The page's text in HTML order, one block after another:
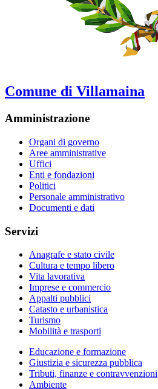
Comune di Villamaina
Amministrazione
Organi di governo
Aree amministrative
Uffici
Enti e fondazioni
Politici
Personale amministrativo
Documenti e dati
Servizi
Anagrafe e stato civile
Cultura e tempo libero
Vita lavorativa
Imprese e commercio
Appalti pubblici
Catasto e urbanistica
Turismo
Mobilità e trasporti
Educazione e formazione
Giustizia e sicurezza pubblica
Tributi, finanze e contravvenzioni
Ambiente